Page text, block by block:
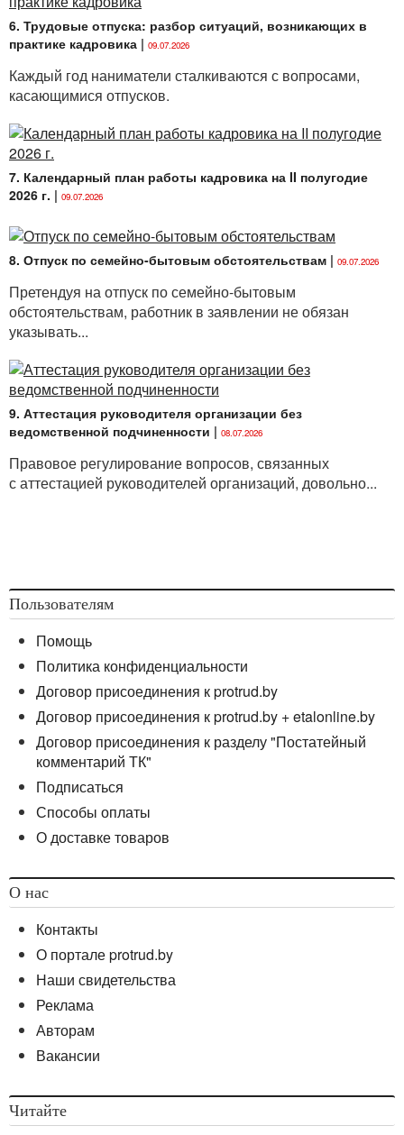
распространения без согласия субъекта
персональных данных или наличия иного законного
6. Трудовые отпуска: разбор ситуаций, возникающих в
практике кадровика | 09.07.2026
Каждый год наниматели сталкиваются с вопросами,
касающимися отпусков.
7. Календарный план работы кадровика на II полугодие
2026 г. | 09.07.2026
8. Отпуск по семейно-бытовым обстоятельствам | 09.07.2026
Претендуя на отпуск по семейно-бытовым
обстоятельствам, работник в заявлении не обязан
указывать...
9. Аттестация руководителя организации без
ведомственной подчиненности | 08.07.2026
Правовое регулирование вопросов, связанных
с аттестацией руководителей организаций, довольно...
Пользователям
Помощь
Политика конфиденциальности
Договор присоединения к protrud.by
Договор присоединения к protrud.by + etalonline.by
Договор присоединения к разделу "Постатейный
комментарий ТК"
Подписаться
Способы оплаты
О доставке товаров
О нас
Контакты
О портале protrud.by
Наши свидетельства
Реклама
Авторам
Вакансии
Читайте